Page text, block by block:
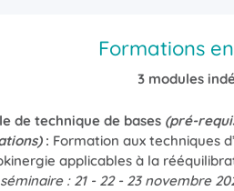
Formations
3 modules
de technique de bases (pré-
: Formation aux techniques
applicables à la
: 21 - 22 - 23 novembre